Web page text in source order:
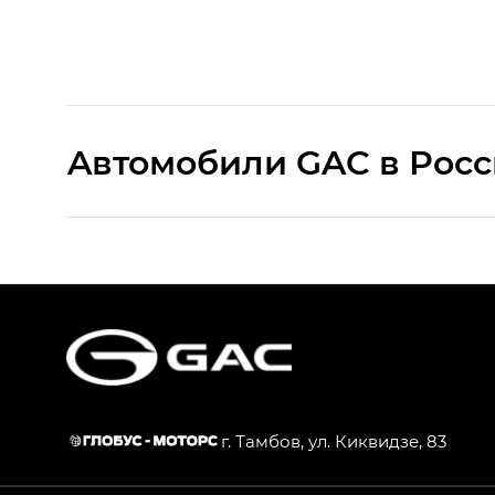
Aвтомобили GAC в
HYPTEC HT — Хайптек Эйч Ти (HYPTEC
г. Тамбов, ул. Киквидзе, 83